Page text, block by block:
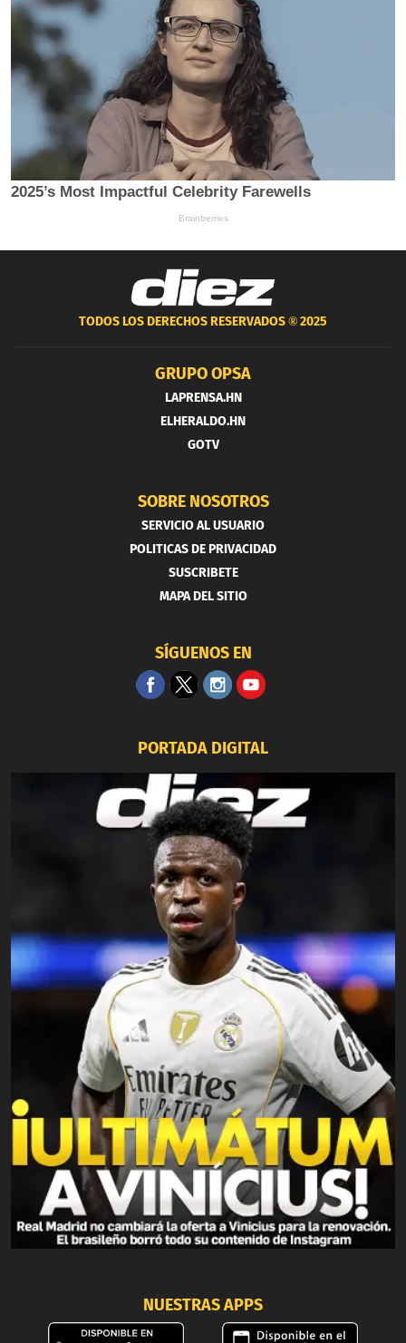
TODOS LOS DERECHOS RESERVADOS ®2025
GRUPO OPSA
LAPRENSA.HN
ELHERALDO.HN
GOTV
SOBRE NOSOTROS
SERVICIO AL USUARIO
POLITICAS DE PRIVACIDAD
SUSCRIBETE
MAPA DEL SITIO
SÍGUENOS EN
PORTADA DIGITAL
NUESTRAS APPS